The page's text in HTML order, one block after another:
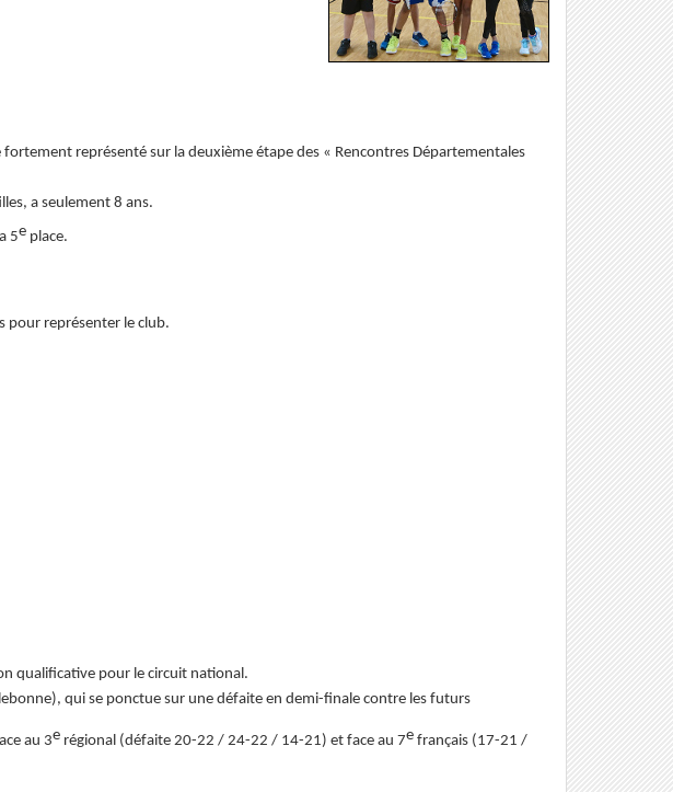
représenté sur la deuxième étape des « Rencontres Départementales
a seulement 8 ans.
5e place.
pour représenter le club.
qualificative pour le circuit national.
qui se ponctue sur une défaite en demi-finale contre les futurs
au 3e régional (défaite 20-22 / 24-22 / 14-21) et face au 7e français (17-21 /